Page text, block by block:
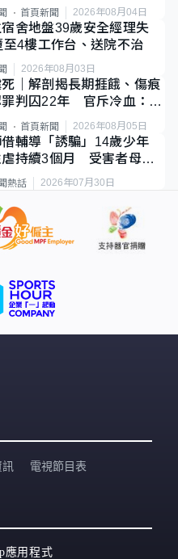
首頁新聞 2026年08月04日
舍地盤39歲安全經理失
4樓工作台、送院不治
2026年08月03日
｜解剖揭長期捱餓、傷痕
判囚22年 官斥冷血：同
首頁新聞 2026年08月05日
輔導「誘騙」14歲少年
持續3個月 受害者母：
熱話 2026年07月30日
訊 電視節目表
應用程式